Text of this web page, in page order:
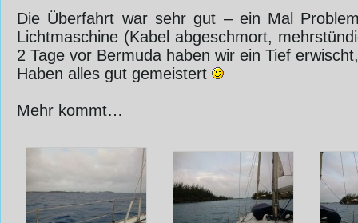
Die Überfahrt war sehr gut – ein Mal
Lichtmaschine (Kabel abgeschmort,
2 Tage vor Bermuda haben wir ein Tief
Haben alles gut gemeistert
Mehr kommt…